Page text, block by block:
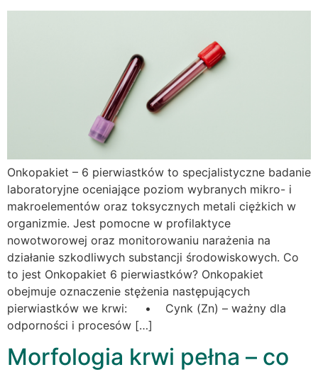
Onkopakiet – 6 pierwiastków to specjalistyczne badanie
laboratoryjne oceniające poziom wybranych mikro- i
makroelementów oraz toksycznych metali ciężkich w
organizmie. Jest pomocne w profilaktyce
nowotworowej oraz monitorowaniu narażenia na
działanie szkodliwych substancji środowiskowych. Co
to jest Onkopakiet 6 pierwiastków? Onkopakiet
obejmuje oznaczenie stężenia następujących
pierwiastków we krwi: • Cynk (Zn) – ważny dla
odporności i procesów […]
Morfologia krwi pełna – co